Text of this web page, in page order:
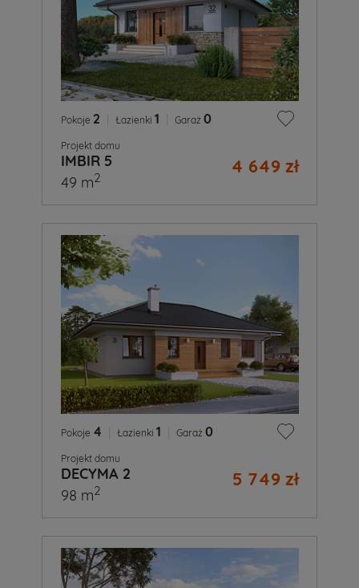
Pokoje 2 Łazienki 1 Garaż 0
Projekt domu
IMBIR 5 4 649 zł
49 m2
Pokoje 4 Łazienki 1 Garaż 0
Projekt domu
DECYMA 2 5 749 zł
98 m2